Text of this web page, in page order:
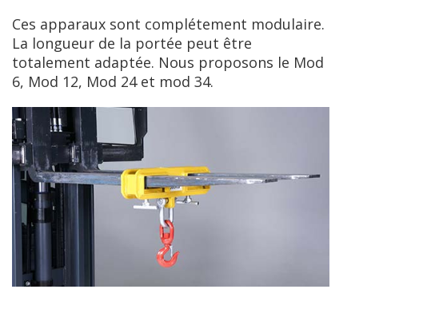
Ces apparaux sont complétement modulaire.
La longueur de la portée peut être
totalement adaptée. Nous proposons le Mod
6, Mod 12, Mod 24 et mod 34.